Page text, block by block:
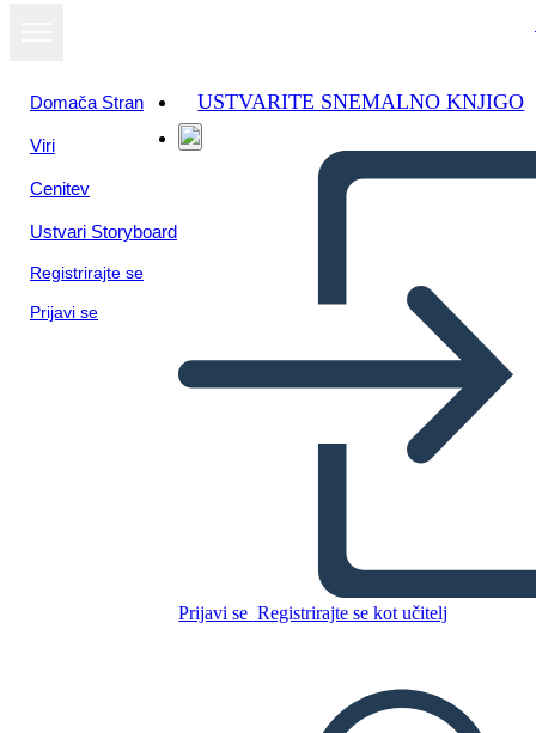
Domača Stran
Viri
Cenitev
Ustvari Storyboard
Registrirajte se
Prijavi se
USTVARITE SNEMALNO KNJIGO
Prijavi se Registrirajte se kot učitelj
Kopirajte to snemalno knjigo
USTVARITE SNEMALNO KNJIGO
PREDVAJANJE DIAPROJEKCIJE
PREBERI MI